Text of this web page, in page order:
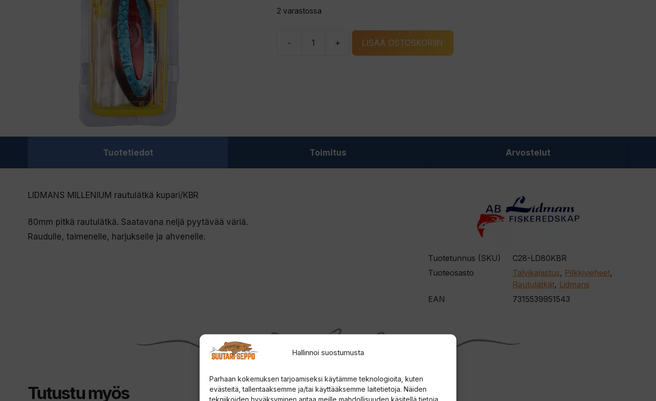
Hallinnoi suostumusta
Parhaan kokemuksen tarjoamiseksi käytämme teknologioita, kuten
evästeitä, tallentaaksemme ja/tai käyttääksemme laitetietoja. Näiden
2 varastossa
- + LISÄÄ OSTOSKORIIN
Tuotetiedot Toimitus Arvostelut
LIDMANS MILLENIUM rautulätkä kupari/KBR
80mm pitkä rautulätkä. Saatavana neljä pyytävää väriä.
Raudulle, taimenelle, harjukselle ja ahvenelle.
Tuotetunnus (SKU)
C28-LD80KBR
Tuoteosasto
Talvikalastus, Pilkkivieheet,
Rautulätkät, Lidmans
EAN
7315539951543
Tutustu myös